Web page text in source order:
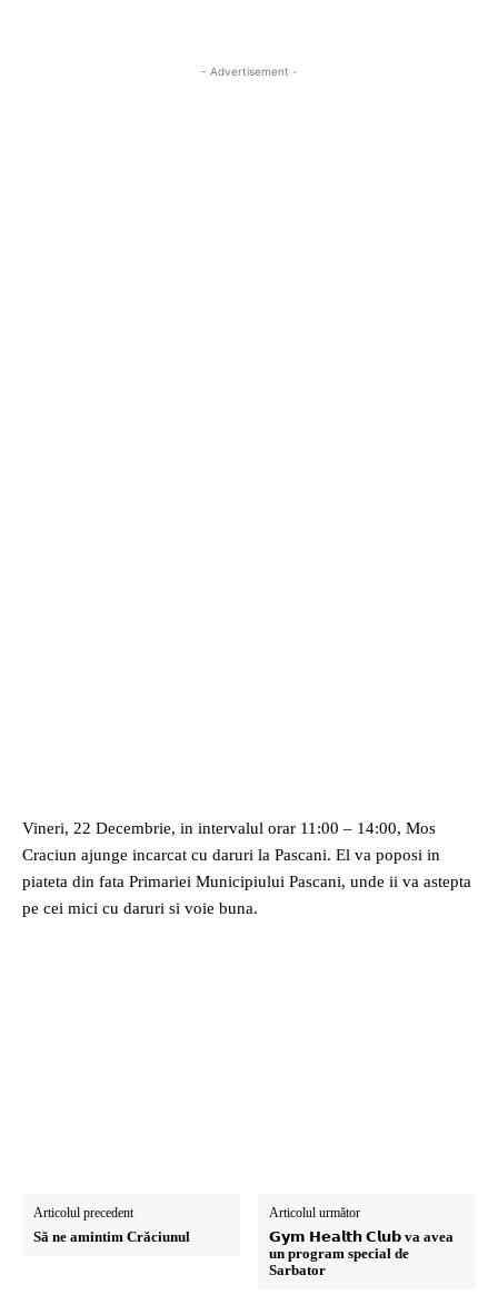
- Advertisement -
Vineri, 22 Decembrie, in intervalul orar 11:00 – 14:00, Mos
Craciun ajunge incarcat cu daruri la Pascani. El va poposi in
piateta din fata Primariei Municipiului Pascani, unde ii va astepta
pe cei mici cu daruri si voie buna.
Articolul precedent
Să ne amintim Crăciunul
Articolul următor
𝗚𝘆𝗺 𝗛𝗲𝗮𝗹𝘁𝗵 𝗖𝗹𝘂𝗯 va avea
un program special de
Sarbator